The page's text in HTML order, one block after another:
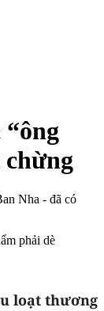
Nha - đã có
loạt thương